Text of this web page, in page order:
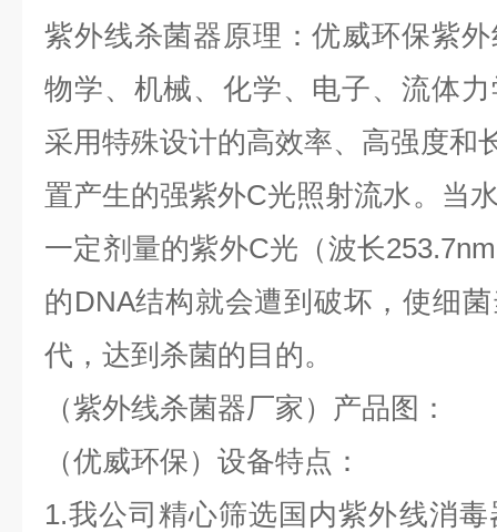
紫外线杀菌器原理：优威环保紫
物学、机械、化学、电子、流体
采用特殊设计的高效率、高强度和
置产生的强紫外C光照射流水。当
一定剂量的紫外C光（波长
的DNA结构就会遭到破坏，使细
代，达到杀菌的目的。
（紫外线杀菌器厂家）产品图：
（优威环保）设备特点：
1.我公司精心筛选国内紫外线消